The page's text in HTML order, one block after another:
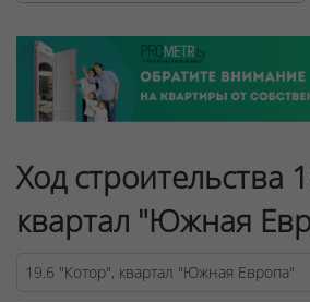
Ход строительства
квартал "Южная